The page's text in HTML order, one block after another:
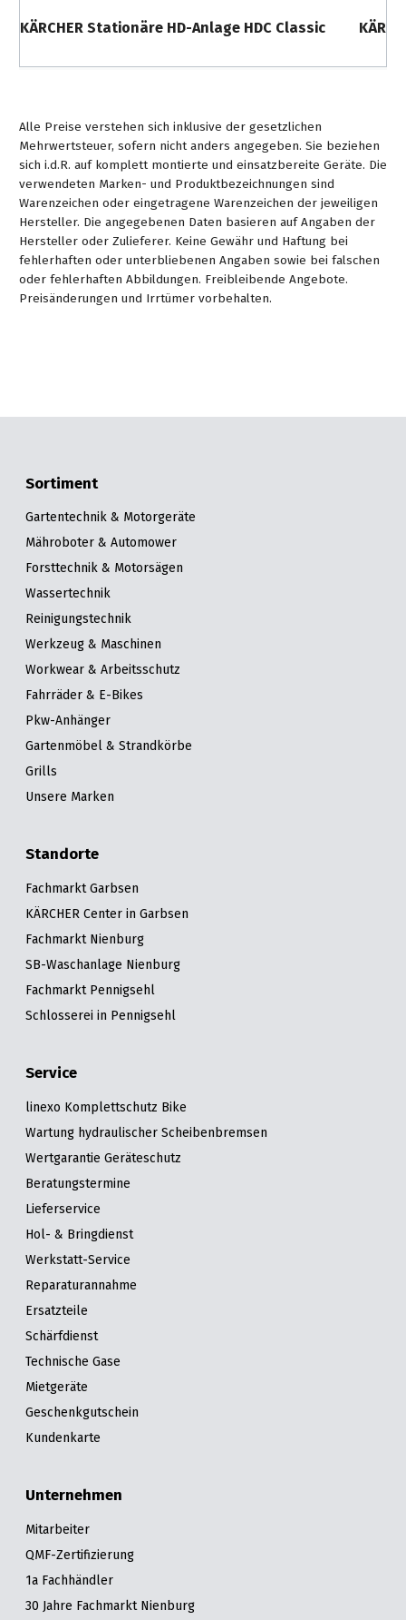
KÄRCHER Stationäre HD-Anlage HDC Classic
Alle Preise verstehen sich inklusive der gesetzlichen
Mehrwertsteuer, sofern nicht anders angegeben. Sie beziehen
sich i.d.R. auf komplett montierte und einsatzbereite Geräte. Die
verwendeten Marken- und Produktbezeichnungen sind
Warenzeichen oder eingetragene Warenzeichen der jeweiligen
Hersteller. Die angegebenen Daten basieren auf Angaben der
Hersteller oder Zulieferer. Keine Gewähr und Haftung bei
fehlerhaften oder unterbliebenen Angaben sowie bei falschen
oder fehlerhaften Abbildungen. Freibleibende Angebote.
Preisänderungen und Irrtümer vorbehalten.
Sortiment
Gartentechnik & Motorgeräte
Mähroboter & Automower
Forsttechnik & Motorsägen
Wassertechnik
Reinigungstechnik
Werkzeug & Maschinen
Workwear & Arbeitsschutz
Fahrräder & E-Bikes
Pkw-Anhänger
Gartenmöbel & Strandkörbe
Grills
Unsere Marken
Standorte
Fachmarkt Garbsen
KÄRCHER Center in Garbsen
Fachmarkt Nienburg
SB-Waschanlage Nienburg
Fachmarkt Pennigsehl
Schlosserei in Pennigsehl
Service
linexo Komplettschutz Bike
Wartung hydraulischer Scheibenbremsen
Wertgarantie Geräteschutz
Beratungstermine
Lieferservice
Hol- & Bringdienst
Werkstatt-Service
Reparaturannahme
Ersatzteile
Schärfdienst
Technische Gase
Mietgeräte
Geschenkgutschein
Kundenkarte
Unternehmen
Mitarbeiter
QMF-Zertifizierung
1a Fachhändler
30 Jahre Fachmarkt Nienburg